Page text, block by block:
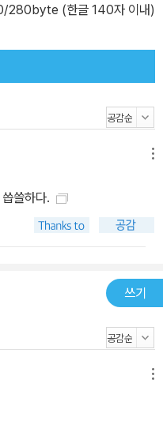
기’로 다룰 때의 전범을 보여
의 솜씨를 만끽해봐도 좋겠
접하는 순간 그 드라마틱한
혹당할지 모른다.
/280byte (한글 140자 이내)
쓸하다.
쓰기